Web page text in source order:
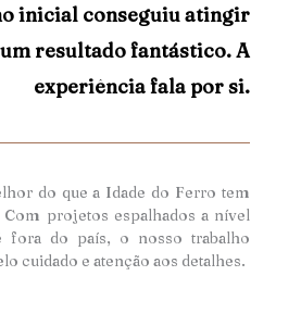
inicial conseguiu atingir
um resultado fantástico. A
experiência fala por si.
do que a Idade do Ferro tem
projetos espalhados a nível
fora do país, o nosso trabalho
cuidado e atenção aos detalhes.